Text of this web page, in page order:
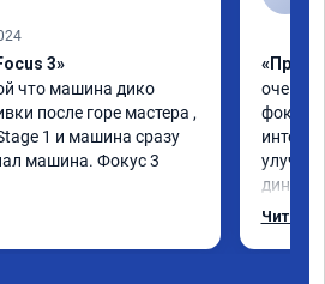
3»
что машина дико
после горе мастера ,
1 и машина сразу
машина. Фокус 3
очень
фокус
эмоции
Читать